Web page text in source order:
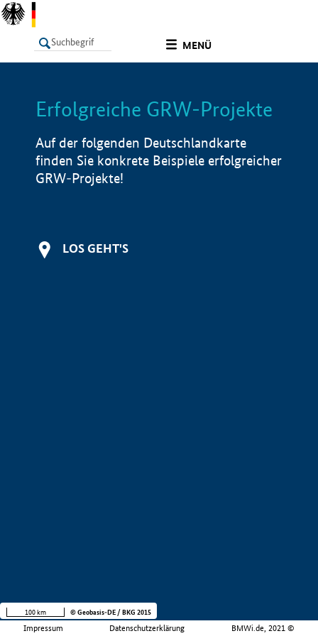
MENÜ
LISTE Info
Erfolgreiche GRW-Projekte
Auf der folgenden Deutschlandkarte
finden Sie konkrete Beispiele erfolgreicher
GRW-Projekte!
LOS GEHT'S
Impressum Datenschutzerklärung BMWi.de, 2021 ©
100 km © Geobasis-DE / BKG 2015